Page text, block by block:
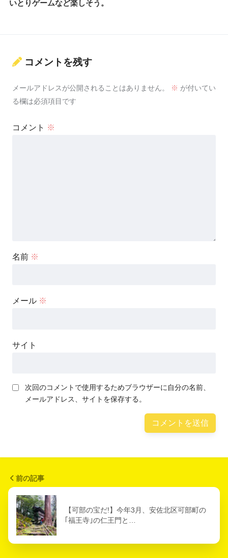
いとりゲームなど楽しそう。
コメントを残す
メールアドレスが公開されることはありません。 ※ が付いてい
る欄は必須項目です
コメント ※
名前 ※
メール ※
サイト
次回のコメントで使用するためブラウザーに自分の名前、
メールアドレス、サイトを保存する。
前の記事
【可部の宝だ!】今年3月、安佐北区可部町の
｢福王寺｣の仁王門と…